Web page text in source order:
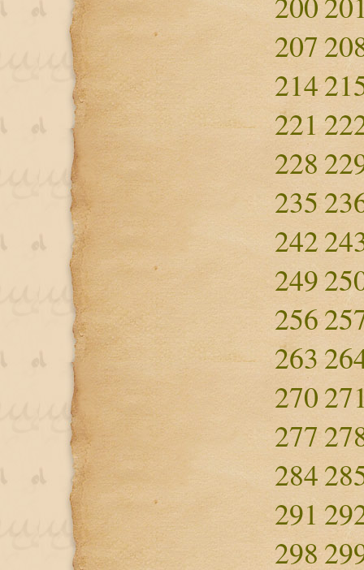
207
214
221
228
235
242
249
256
263
270
277
284
291
298